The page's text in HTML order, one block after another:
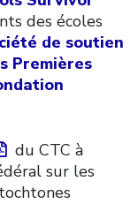
des écoles
de soutien
Premières
du CTC à
sur les